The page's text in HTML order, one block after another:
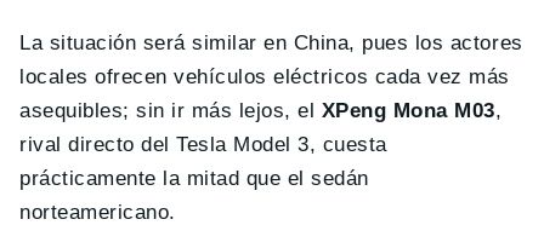
La situación será similar en China, pues los actores
locales ofrecen vehículos eléctricos cada vez más
asequibles; sin ir más lejos, el XPeng Mona M03,
rival directo del Tesla Model 3, cuesta
prácticamente la mitad que el sedán
norteamericano.